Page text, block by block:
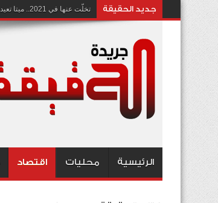
جديد الحقيقة تخلّت عنها في 2021.. ميتا تعيد إحياء تقنية تثير الجدل بشأن انتهاك الخصوصية
الرئيسية محليات اقتصاد